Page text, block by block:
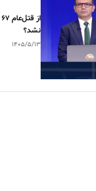
نشد؟
۱۴۰۵/۵/۱۳